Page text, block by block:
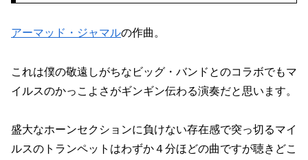
アーマッド・ジャマルの作曲。
これは僕の敬遠しがちなビッグ・バンドとのコラボでもマ
イルスのかっこよさがギンギン伝わる演奏だと思います。
盛大なホーンセクションに負けない存在感で突っ切るマイ
ルスのトランペットはわずか４分ほどの曲ですが聴きどこ